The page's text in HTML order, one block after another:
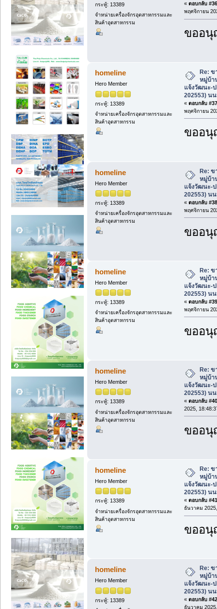
กระทู้: 13389
จำหน่ายเครื่องจักรอุตสาหกรรมและ
สินค้าอุตสาหกรรม
« ตอบกลับ
พฤศจิกายน
ขออนุ
homeline
Hero Member
กระทู้: 13389
จำหน่ายเครื่องจักรอุตสาหกรรมและ
สินค้าอุตสาหกรรม
Re: ข
หมู่บ้า
แจ้งวัฒนะ-ป
202553) น
« ตอบกลับ
พฤศจิกายน
ขออนุ
homeline
Hero Member
กระทู้: 13389
จำหน่ายเครื่องจักรอุตสาหกรรมและ
สินค้าอุตสาหกรรม
Re: ข
หมู่บ้า
แจ้งวัฒนะ-ป
202553) น
« ตอบกลับ
พฤศจิกายน
ขออนุ
homeline
Hero Member
กระทู้: 13389
จำหน่ายเครื่องจักรอุตสาหกรรมและ
สินค้าอุตสาหกรรม
Re: ข
หมู่บ้า
แจ้งวัฒนะ-ป
202553) น
« ตอบกลับ
พฤศจิกายน
ขออนุ
homeline
Hero Member
กระทู้: 13389
จำหน่ายเครื่องจักรอุตสาหกรรมและ
สินค้าอุตสาหกรรม
Re: ข
หมู่บ้า
แจ้งวัฒนะ-ป
202553) น
« ตอบกลับ
2025,
ขออนุ
homeline
Hero Member
กระทู้: 13389
จำหน่ายเครื่องจักรอุตสาหกรรมและ
สินค้าอุตสาหกรรม
Re: ข
หมู่บ้า
แจ้งวัฒนะ-ป
202553) น
« ตอบกลับ
ธันวาคม
ขออนุ
homeline
Hero Member
กระทู้: 13389
Re: ข
หมู่บ้า
แจ้งวัฒนะ-ป
202553) น
« ตอบกลับ
ธันวาคม